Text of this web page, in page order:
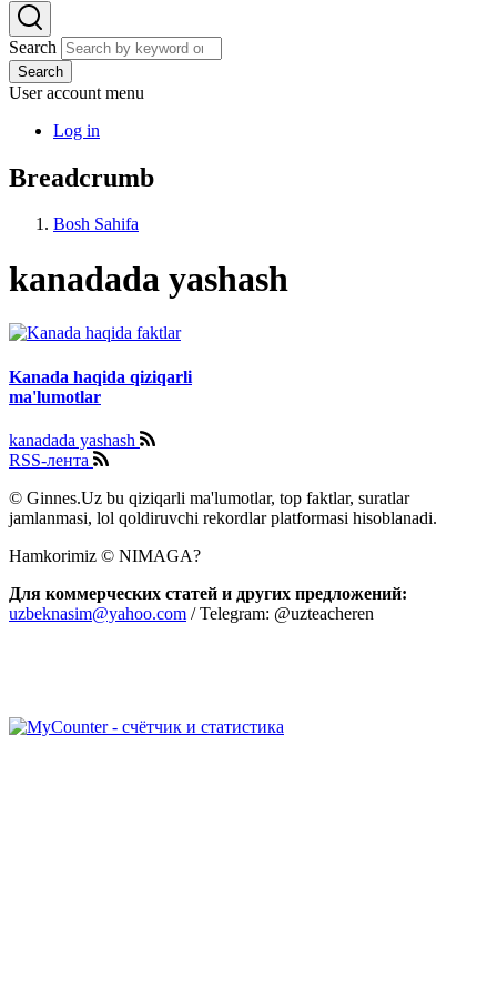
Search
Search
User account menu
Log in
Breadcrumb
Bosh Sahifa
kanadada yashash
Kanada haqida qiziqarli
ma'lumotlar
kanadada yashash
RSS-лента
© Ginnes.Uz bu qiziqarli ma'lumotlar, top faktlar, suratlar
jamlanmasi, lol qoldiruvchi rekordlar platformasi hisoblanadi.
Hamkorimiz © NIMAGA?
Для коммерческих статей и других предложений:
uzbeknasim@yahoo.com / Telegram: @uzteacheren